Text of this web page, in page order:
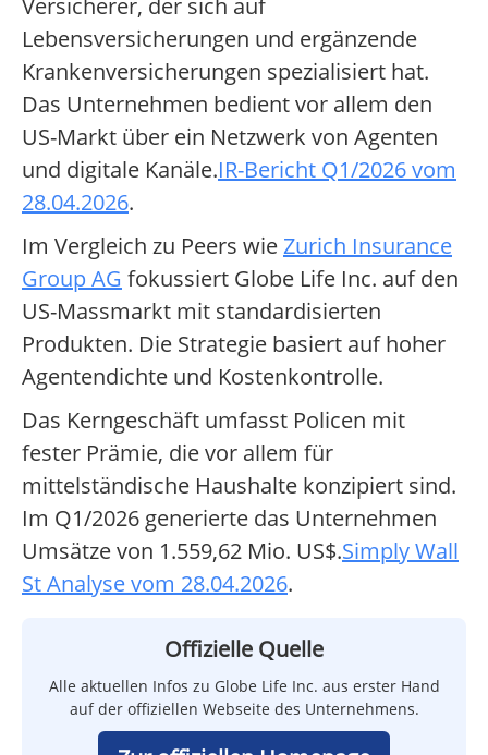
Versicherer, der sich auf
Lebensversicherungen und ergänzende
Krankenversicherungen spezialisiert hat.
Das Unternehmen bedient vor allem den
US-Markt über ein Netzwerk von Agenten
und digitale Kanäle.IR-Bericht Q1/2026 vom
28.04.2026.
Im Vergleich zu Peers wieZurich Insurance
Group AG fokussiert Globe Life Inc. auf den
US-Massmarkt mit standardisierten
Produkten. Die Strategie basiert auf hoher
Agentendichte und Kostenkontrolle.
Das Kerngeschäft umfasst Policen mit
fester Prämie, die vor allem für
mittelständische Haushalte konzipiert sind.
Im Q1/2026 generierte das Unternehmen
Umsätze von 1.559,62 Mio. US$.Simply Wall
St Analyse vom 28.04.2026.
Offizielle Quelle
Alle aktuellen Infos zu Globe Life Inc. aus erster Hand
auf der offiziellen Webseite des Unternehmens.